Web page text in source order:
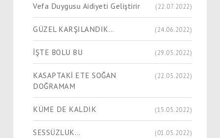
Vefa Duygusu Aidiyeti Geliştirir (22.07.2022)
GÜZEL KARŞILANDIK… (24.06.2022)
İŞTE BOLU BU (29.05.2022)
KASAPTAKİ ETE SOĞAN
DOĞRAMAM
(22.05.2022)
KÜME DE KALDIK (15.05.2022)
SESSÜZLUK… (01.05.2022)